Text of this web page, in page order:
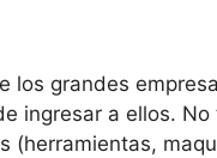
los grandes
ingresar a ellos.
(herramientas,